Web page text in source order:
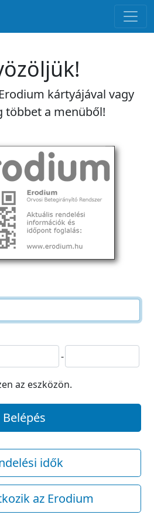
kártyájával vagy
többet a menüből!
-
az eszközön.
Belépés
idők
az Erodium